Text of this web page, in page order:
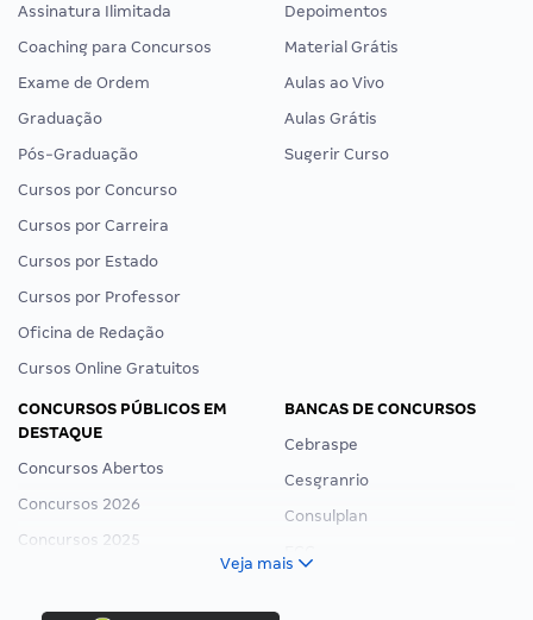
Assinatura Ilimitada
Coaching para Concursos
Exame de Ordem
Graduação
Pós-Graduação
Cursos por Concurso
Cursos por Carreira
Cursos por Estado
Cursos por Professor
Oficina de Redação
Cursos Online Gratuitos
Depoimentos
Material Grátis
Aulas ao Vivo
Aulas Grátis
Sugerir Curso
CONCURSOS PÚBLICOS EM
DESTAQUE
Concursos Abertos
Concursos 2026
Concursos 2025
Concurso Ibama
BANCAS DE CONCURSOS
Cebraspe
Cesgranrio
Consulplan
Veja mais